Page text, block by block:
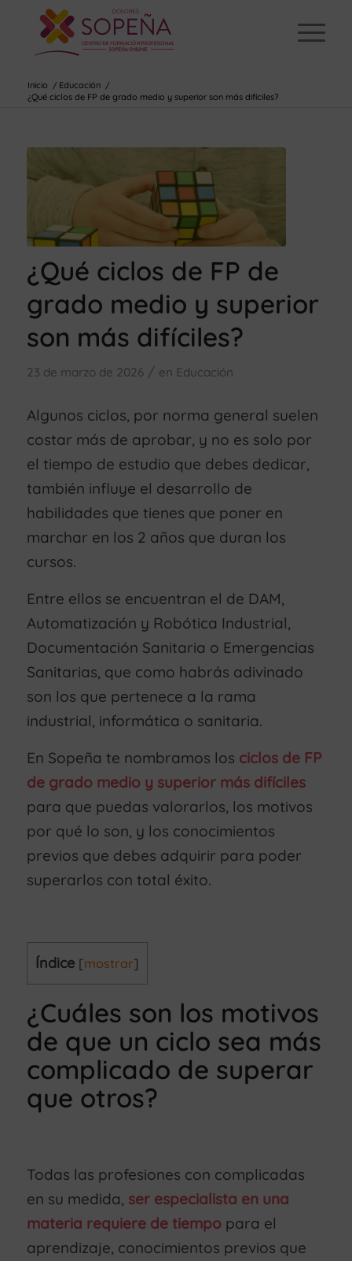
Inicio / Educación /
¿Qué ciclos de FP de grado medio y superior son más difíciles?
¿Qué ciclos de FP de
grado medio y superior
son más difíciles?
23 de marzo de 2026 / en Educación
Algunos ciclos, por norma general suelen
costar más de aprobar, y no es solo por
el tiempo de estudio que debes dedicar,
también influye el desarrollo de
habilidades que tienes que poner en
marchar en los 2 años que duran los
cursos.
Entre ellos se encuentran el de DAM,
Automatización y Robótica Industrial,
Documentación Sanitaria o Emergencias
Sanitarias, que como habrás adivinado
son los que pertenece a la rama
industrial, informática o sanitaria.
En Sopeña te nombramos los ciclos de FP
de grado medio y superior más difíciles
para que puedas valorarlos, los motivos
por qué lo son, y los conocimientos
previos que debes adquirir para poder
superarlos con total éxito.
Índice [mostrar]
¿Cuáles son los motivos
de que un ciclo sea más
complicado de superar
que otros?
Todas las profesiones con complicadas
en su medida, ser especialista en una
materia requiere de tiempopara el
aprendizaje, conocimientos previos que